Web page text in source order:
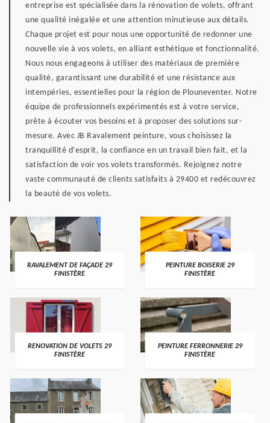
entreprise est spécialisée dans la rénovation de volets, offrant
une qualité inégalée et une attention minutieuse aux détails.
Chaque projet est pour nous une opportunité de redonner une
nouvelle vie à vos volets, en alliant esthétique et fonctionnalité.
Nous nous engageons à utiliser des matériaux de première
qualité, garantissant une durabilité et une résistance aux
intempéries, essentielles pour la région de Plouneventer. Notre
équipe de professionnels expérimentés est à votre service,
prête à écouter vos besoins et à proposer des solutions sur-
mesure. Avec JB Ravalement peinture, vous choisissez la
tranquillité d'esprit, la confiance en un travail bien fait, et la
satisfaction de voir vos volets transformés. Rejoignez notre
vaste communauté de clients satisfaits à 29400 et redécouvrez
la beauté de vos volets.
RAVALEMENT DE FAÇADE 29
FINISTÈRE
PEINTURE BOISERIE 29
FINISTÈRE
RENOVATION DE VOLETS 29
FINISTÈRE
PEINTURE FERRONNERIE 29
FINISTÈRE